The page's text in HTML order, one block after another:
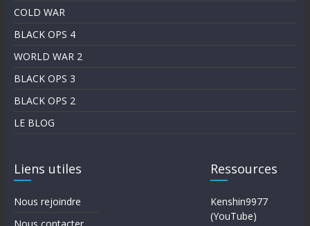
COLD WAR
BLACK OPS 4
WORLD WAR 2
BLACK OPS 3
BLACK OPS 2
LE BLOG
Liens utiles
Nous rejoindre
Ressources
Kenshin9977
(YouTube)